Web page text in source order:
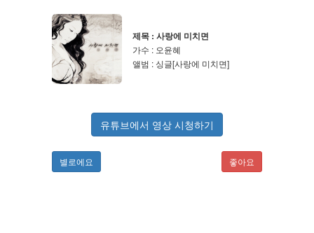
제목 : 사랑에 미치면
가수 : 오윤혜
앨범 : 싱글[사랑에 미치면]
유튜브에서 영상 시청하기
별로에요 좋아요